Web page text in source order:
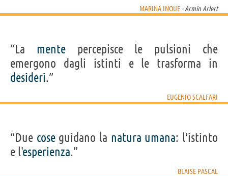
MARINA INOUE - Armin Arlert
“La mentepercepisce le pulsioni che
emergono dagli istinti e le trasforma in
desideri.”
EUGENIO SCALFARI
“Due coseguidano la natura umana: l'istinto
e l'esperienza.”
BLAISE PASCAL